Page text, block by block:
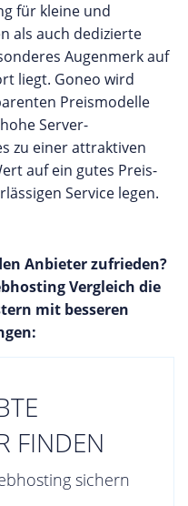
für kleine und
als auch dedizierte
Augenmerk auf
liegt. Goneo wird
Preismodelle
Server-
zu einer attraktiven
auf ein gutes Preis-
Service legen.
Anbieter zufrieden?
Vergleich die
mit besseren
FINDEN
sichern